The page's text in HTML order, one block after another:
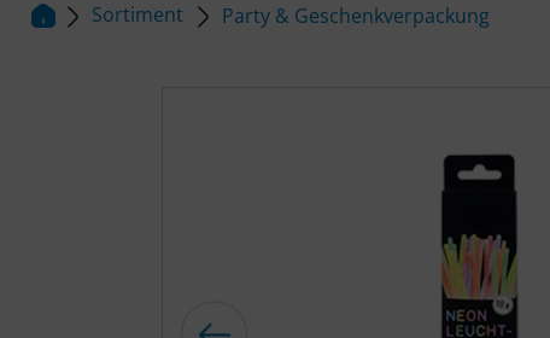
Sortiment Party & Geschenkverpackung